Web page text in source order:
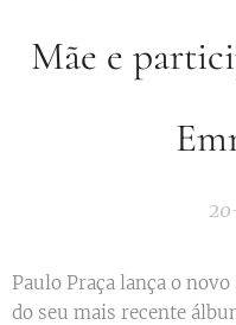
Mãe e
Paulo Praça lança o
do seu mais recente